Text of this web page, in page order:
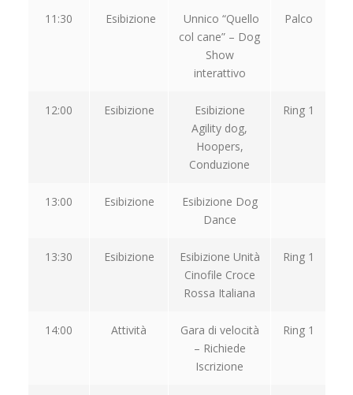
11:30 Esibizione
Unnico “Quello
col cane” – Dog
Show
interattivo
Palco
12:00 Esibizione
Esibizione
Agility dog,
Hoopers,
Conduzione
Ring 1
13:00 Esibizione
Esibizione Dog
Dance
13:30 Esibizione
Esibizione Unità
Cinofile Croce
Rossa Italiana
Ring 1
14:00 Attività
Gara di velocità
– Richiede
Iscrizione
Ring 1